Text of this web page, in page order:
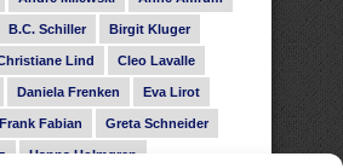
B.C. Schiller Birgit Kluger
Lind Cleo Lavalle
Daniela Frenken Eva Lirot
Frank Fabian Greta Schneider
Hanna Holmgren